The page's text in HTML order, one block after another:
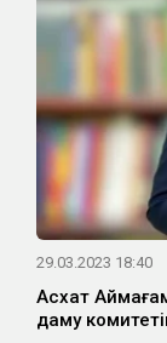
29.03.2023 18:40
Асхат
даму